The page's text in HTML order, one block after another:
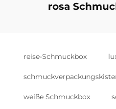
rosa
reise-Schmuckbox
weiße Schmuckbox